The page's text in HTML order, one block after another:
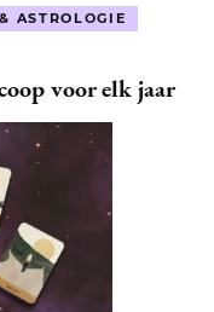
ASTROLOGIE
voor elk jaar